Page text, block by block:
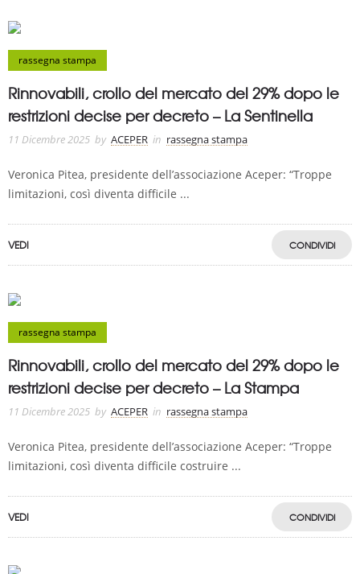
rassegna stampa
Rinnovabili, crollo del mercato del 29% dopo le
restrizioni decise per decreto – La Sentinella
11 Dicembre 2025 by ACEPER in rassegna stampa
Veronica Pitea, presidente dell’associazione Aceper: “Troppe
limitazioni, così diventa difficile ...
VEDI CONDIVIDI
rassegna stampa
Rinnovabili, crollo del mercato del 29% dopo le
restrizioni decise per decreto – La Stampa
11 Dicembre 2025 by ACEPER in rassegna stampa
Veronica Pitea, presidente dell’associazione Aceper: “Troppe
limitazioni, così diventa difficile costruire ...
VEDI CONDIVIDI